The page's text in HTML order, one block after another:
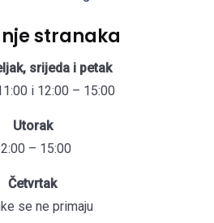
stranaka
srijeda i petak
i 12:00 – 15:00
Utorak
– 15:00
Četvrtak
se ne primaju